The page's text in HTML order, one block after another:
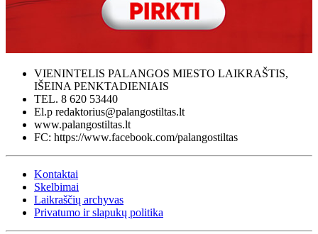
VIENINTELIS PALANGOS MIESTO LAIKRAŠTIS,
IŠEINA PENKTADIENIAIS
TEL. 8 620 53440
El.p redaktorius@palangostiltas.lt
www.palangostiltas.lt
FC: https://www.facebook.com/palangostiltas
Kontaktai
Skelbimai
Laikraščių archyvas
Privatumo ir slapukų politika